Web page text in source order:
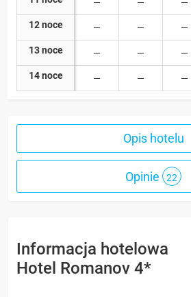
12 noce
13 noce
14 noce
Opis hotelu
Opinie 22
Informacja hotelowa
Hotel Romanov 4*